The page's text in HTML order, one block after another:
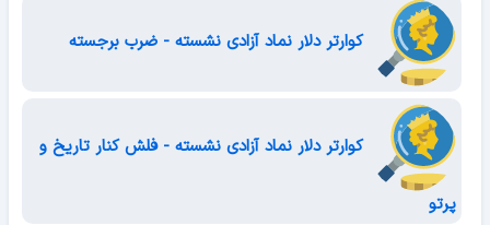
کوارتر دلار نماد آزادی نشسته - ضرب برجسته
کوارتر دلار نماد آزادی نشسته - فلش کنار تاریخ و
پرتو